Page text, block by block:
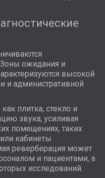
ожидания и
высокой
и административной
плитка, стекло и
звука, усиливая
помещениях, таких
кабинеты
реверберация может
и пациентами, а
исследований.